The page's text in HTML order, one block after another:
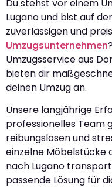
Du stehst vor einem
Lugano und bist auf
zuverlässigen und
Umzugsunternehmen
Umzugsservice aus
bieten dir
deinen Umzug an.
Unsere langjährige
professionelles Team
reibungslosen und
einzelne Möbelstücke
nach Lugano
passende Lösung für